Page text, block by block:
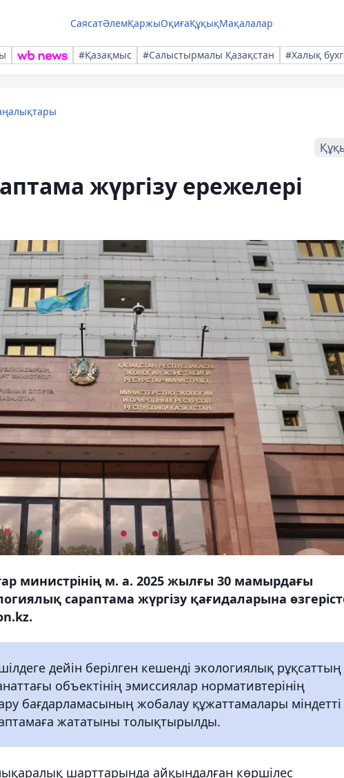
СаясатӘлемҚаржыОқиғаҚұқықМақалалар
#Қазақмыс #Салыстырмалы Қазақстан #Халық
жүргізу ережелері
министрінің м. а. 2025 жылғы 30 мамырдағы
сараптама жүргізу қағидаларына
дейін берілген кешенді экологиялық рұқсаттың
объектінің эмиссиялар нормативтерінің
бағдарламасының жобалау құжаттамалары міндетті
жататыны толықтырылды.
шарттарында айқындалған көршілес